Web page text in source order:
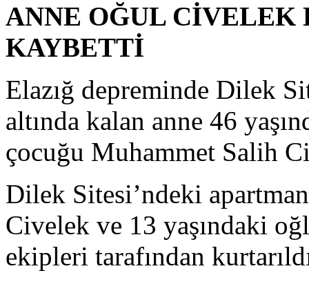
ANNE OĞUL CİVELEK
KAYBETTİ
Elazığ depreminde Dilek
altında kalan anne 46
çocuğu Muhammet Salih
Dilek Sitesi’ndeki
Civelek ve 13 yaşındaki
ekipleri tarafından